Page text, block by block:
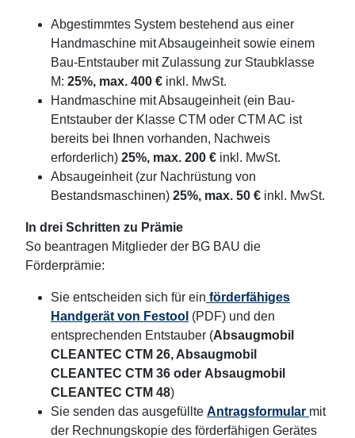
Abgestimmtes System bestehend aus einer
Handmaschine mit Absaugeinheit sowie einem
Bau-Entstauber mit Zulassung zur Staubklasse
M: 25%, max. 400 € inkl. MwSt.
Handmaschine mit Absaugeinheit (ein Bau-
Entstauber der Klasse CTM oder CTM AC ist
bereits bei Ihnen vorhanden, Nachweis
erforderlich) 25%, max. 200 € inkl. MwSt.
Absaugeinheit (zur Nachrüstung von
Bestandsmaschinen) 25%, max. 50 € inkl. MwSt.
In drei Schritten zu Prämie
So beantragen Mitglieder der BG BAU die
Förderprämie:
Sie entscheiden sich für ein förderfähiges
Handgerät von Festool (PDF) und den
entsprechenden Entstauber (Absaugmobil
CLEANTEC CTM 26, Absaugmobil
CLEANTEC CTM 36 oder Absaugmobil
CLEANTEC CTM 48)
Sie senden das ausgefüllte Antragsformular mit
der Rechnungskopie des förderfähigen Gerätes